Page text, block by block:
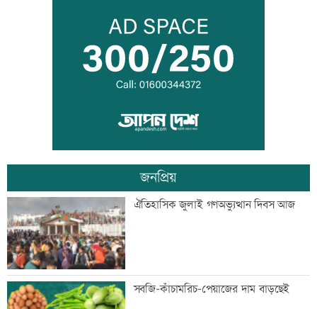
এক দিনের ব্যবধানে কমলো স্বর্ণের দাম, আজ
থেকেই কার্যকর
বগি লাইনচ্যুত, ঢাকা-ময়মনসিংহ রেল চলাচল
বন্ধ
যৌথ প্রতিরক্ষা চুক্তি স্বাক্ষরের পথে সৌদি-
তুরস্ক-পাকিস্তান
বিশ্ববাজারে ফের বাড়ল জ্বালানি তেলের দাম
জনপ্রিয়
ঐতিহাসিক জুলাই গণঅভ্যুত্থান দিবস আজ
সবজি-কাঁচামরিচ-পেয়াজের দাম বাড়ছেই